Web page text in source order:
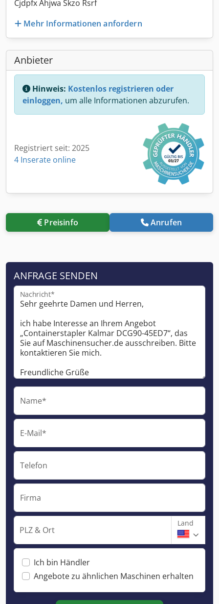
Cjdpfx Ahjwa Skzo Rsrf
Mehr Informationen anfordern
Anbieter
Hinweis: Kostenlos registrieren oder
einloggen, um alle Informationen abzurufen.
Registriert seit: 2025
4 Inserate online
Preisinfo Anrufen
ANFRAGE SENDEN
Nachricht*
Name*
E-Mail*
Telefon
Firma
PLZ & Ort
Land
Ich bin Händler
Angebote zu ähnlichen Maschinen erhalten